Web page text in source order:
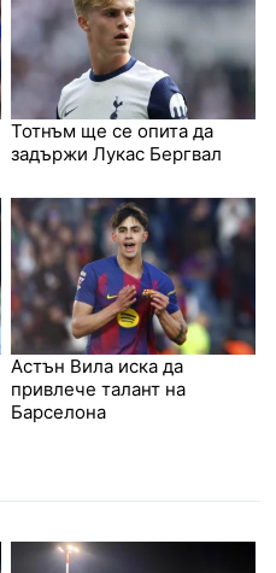
Тотнъм ще се опита да
задържи Лукас Бергвал
Астън Вила иска да
привлече талант на
Барселона